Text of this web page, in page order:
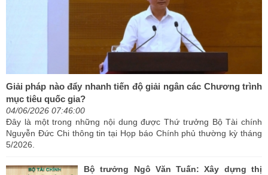
Giải pháp nào đẩy nhanh tiến độ giải ngân các Chương trình
mục tiêu quốc gia?
04/06/2026 07:46:00
Đây là một trong những nội dung được Thứ trưởng Bộ Tài chính
Nguyễn Đức Chi thông tin tại Họp báo Chính phủ thường kỳ tháng
5/2026.
Bộ trưởng Ngô Văn Tuấn: Xây dựng thị